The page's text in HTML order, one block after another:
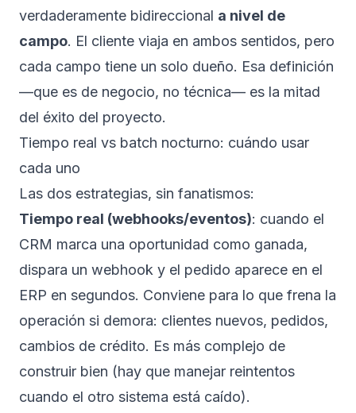
verdaderamente bidireccional a nivel de
campo. El cliente viaja en ambos sentidos, pero
cada campo tiene un solo dueño. Esa definición
—que es de negocio, no técnica— es la mitad
del éxito del proyecto.
Tiempo real vs batch nocturno: cuándo usar
cada uno
Las dos estrategias, sin fanatismos:
Tiempo real (webhooks/eventos): cuando el
CRM marca una oportunidad como ganada,
dispara un webhook y el pedido aparece en el
ERP en segundos. Conviene para lo que frena la
operación si demora: clientes nuevos, pedidos,
cambios de crédito. Es más complejo de
construir bien (hay que manejar reintentos
cuando el otro sistema está caído).